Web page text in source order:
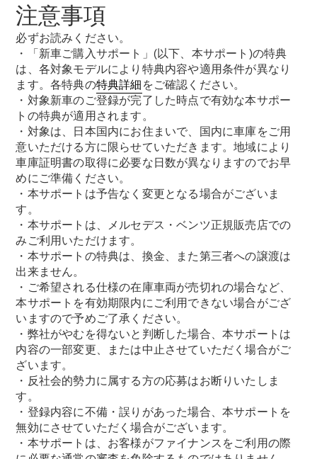
アフターサ
ービス
メルセデス
の電気自動
車を選ぶ理
由
サービス入
ト
メンテナン
ス＆リペア
故障や事故
の際のサポ
ート
保険
Mercedes-
Benz Rent
Mercedes-
Benz アプリ
注意事項
必ずお読みください。
・「新車ご購入サポート」(以下、本サポート)の特典
は、各対象モデルにより特典内容や適用条件が異なり
ます。各特典の特典詳細をご確認ください。
・対象新車のご登録が完了した時点で有効な本サポー
トの特典が適用されます。
・対象は、日本国内にお住まいで、国内に車庫をご用
意いただける方に限らせていただきます。地域により
車庫証明書の取得に必要な日数が異なりますのでお早
めにご準備ください。
・本サポートは予告なく変更となる場合がございま
す。
・本サポートは、メルセデス・ベンツ正規販売店での
みご利用いただけます。
・本サポートの特典は、換金、また第三者への譲渡は
出来ません。
・ご希望される仕様の在庫車両が売切れの場合など、
本サポートを有効期限内にご利用できない場合がござ
いますので予めご了承ください。
・弊社がやむを得ないと判断した場合、本サポートは
内容の一部変更、または中止させていただく場合がご
ざいます。
・反社会的勢力に属する方の応募はお断りいたしま
す。
・登録内容に不備・誤りがあった場合、本サポートを
無効にさせていただく場合がございます。
・本サポートは、お客様がファイナンスをご利用の際